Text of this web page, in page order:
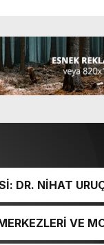
DR. NİHAT
VE